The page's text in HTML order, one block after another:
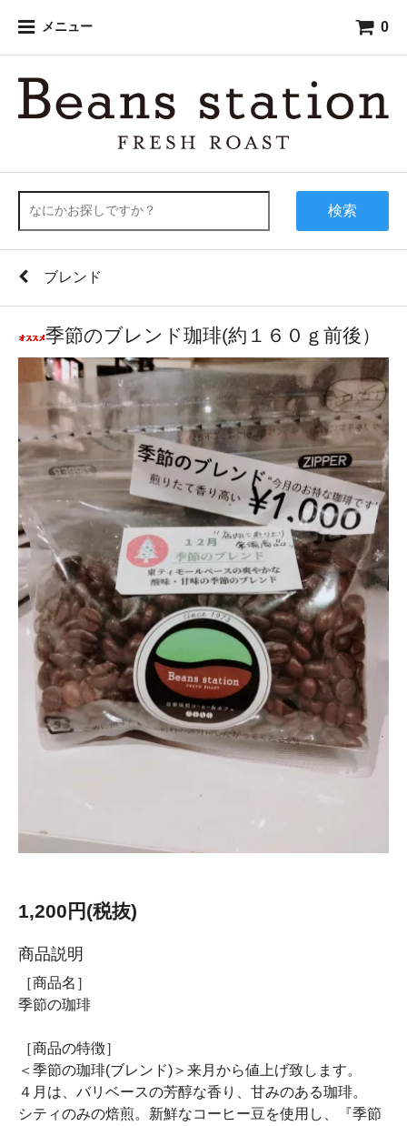
メニュー 0
検索
ブレンド
季節のブレンド珈琲(約１６０ｇ前後）
1,200円(税抜)
商品説明
［商品名］
季節の珈琲
［商品の特徴］
＜季節の珈琲(ブレンド)＞来月から値上げ致します。
４月は、バリベースの芳醇な香り、甘みのある珈琲。
シティのみの焙煎。新鮮なコーヒー豆を使用し、『季節